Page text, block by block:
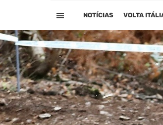
NOTÍCIAS VOLTA